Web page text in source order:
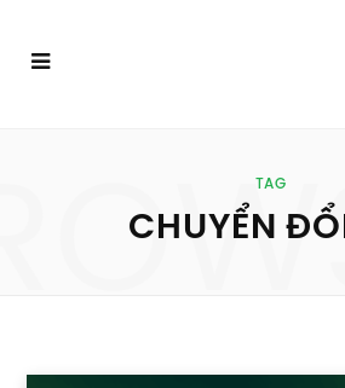
TAG
CHUYỂN